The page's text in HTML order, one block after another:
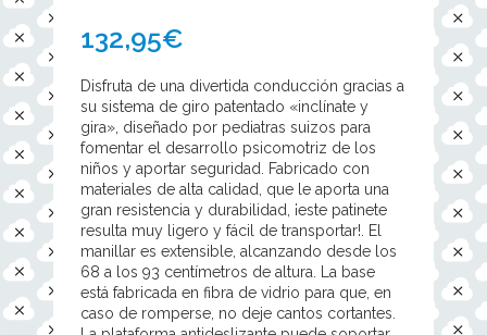
132,95€
Disfruta de una divertida conducción gracias a
su sistema de giro patentado «inclínate y
gira», diseñado por pediatras suizos para
fomentar el desarrollo psicomotriz de los
niños y aportar seguridad. Fabricado con
materiales de alta calidad, que le aporta una
gran resistencia y durabilidad, ¡este patinete
resulta muy ligero y fácil de transportar!. El
manillar es extensible, alcanzando desde los
68 a los 93 centímetros de altura. La base
está fabricada en fibra de vidrio para que, en
caso de romperse, no deje cantos cortantes.